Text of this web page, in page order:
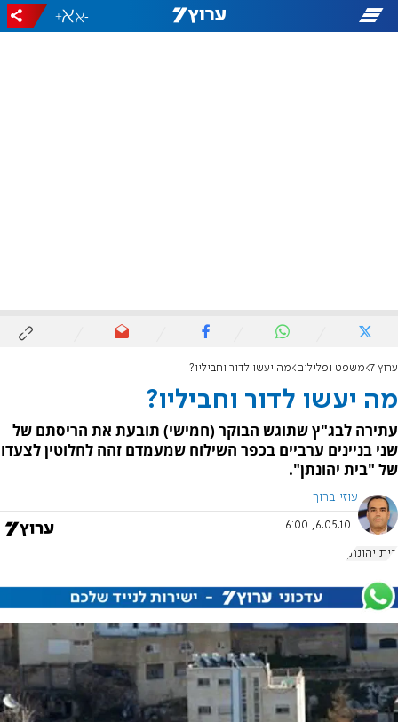
-
+
ערוץ 7 משפט ופלילים מה יעשו לדור וחביליו?
מה יעשו לדור וחביליו?
עתירה לבג"ץ שתוגש הבוקר (חמישי) תובעת את הריסתם של
שני בניינים ערביים בכפר השילוח שמעמדם זהה לחלוטין לצעדו
של "בית יהונתן".
עוזי ברוך
6.05.10, 6:00
בית יהונתן